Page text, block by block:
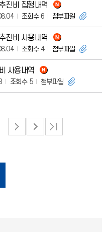
진비 집행내역
조회수6 첨부파일
진비 사용내역
조회수4 첨부파일
사용내역
조회수5 첨부파일